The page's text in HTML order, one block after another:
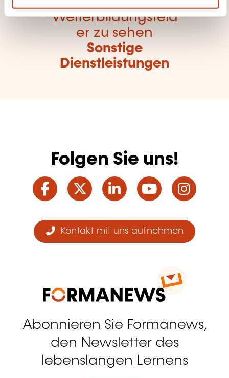
Weiterbildungsfeld
er zu sehen
Sonstige
Dienstleistungen
Folgen Sie uns!
Facebook
TwitterLinkedInYouTube
Kontakt mit uns aufnehmen
Abonnieren Sie Formanews,
den Newsletter des
lebenslangen Lernens